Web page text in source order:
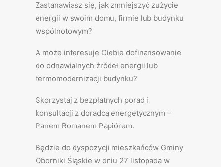
Zastanawiasz się, jak zmniejszyć zużycie
energii w swoim domu, firmie lub budynku
wspólnotowym?
A może interesuje Ciebie dofinansowanie
do odnawialnych źródeł energii lub
termomodernizacji budynku?
Skorzystaj z bezpłatnych porad i
konsultacji z doradcą energetycznym –
Panem Romanem Papiórem.
Będzie do dyspozycji mieszkańców Gminy
Oborniki Śląskie w dniu 27 listopada w